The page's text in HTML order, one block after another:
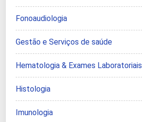
Fonoaudiologia
Gestão e Serviços de saúde
Hematologia & Exames Laboratoriais
Histologia
Imunologia